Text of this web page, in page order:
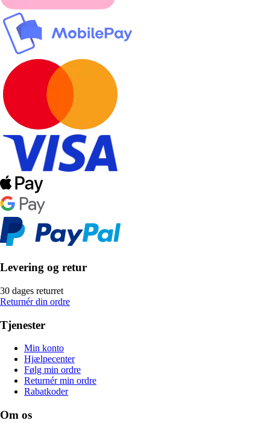
Levering og retur
30 dages returret
Returnér din ordre
Tjenester
Min konto
Hjælpecenter
Følg min ordre
Returnér min ordre
Rabatkoder
Om os